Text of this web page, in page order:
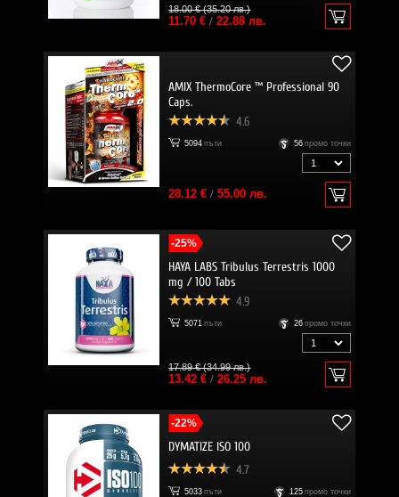
18.00 € (35.20 лв.)
11.70 €/ 22.88 лв.
AMIX ThermoCore ™ Professional 90
Caps.
4.6
5094 пъти 56 промо точки
28.12 €/ 55.00 лв.
-25%
HAYA LABS Tribulus Terrestris 1000
mg / 100 Tabs
4.9
5071 пъти 26 промо точки
17.89 € (34.99 лв.)
13.42 €/ 26.25 лв.
-22%
DYMATIZE ISO 100
4.7
5033 пъти 125 промо точки